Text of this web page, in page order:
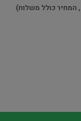
המחיר כולל משלוח)